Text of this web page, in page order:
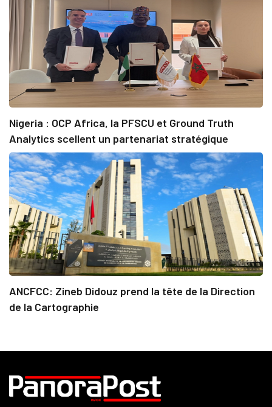
Nigeria : OCP Africa, la PFSCU et Ground Truth
Analytics scellent un partenariat stratégique
ANCFCC: Zineb Didouz prend la tête de la Direction
de la Cartographie